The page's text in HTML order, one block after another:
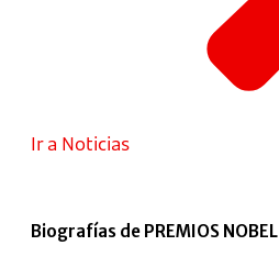
Ir a Noticias
Biografías de PREMIOS NOBEL